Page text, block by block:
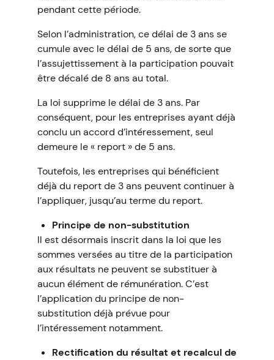
pendant cette période.
Selon l’administration, ce délai de 3 ans se
cumule avec le délai de 5 ans, de sorte que
l’assujettissement à la participation pouvait
être décalé de 8 ans au total.
La loi supprime le délai de 3 ans. Par
conséquent, pour les entreprises ayant déjà
conclu un accord d’intéressement, seul
demeure le « report » de 5 ans.
Toutefois, les entreprises qui bénéficient
déjà du report de 3 ans peuvent continuer à
l’appliquer, jusqu’au terme du report.
Principe de non-substitution
Il est désormais inscrit dans la loi que les
sommes versées au titre de la participation
aux résultats ne peuvent se substituer à
aucun élément de rémunération. C’est
l’application du principe de non-
substitution déjà prévue pour
l’intéressement notamment.
Rectification du résultat et recalcul de